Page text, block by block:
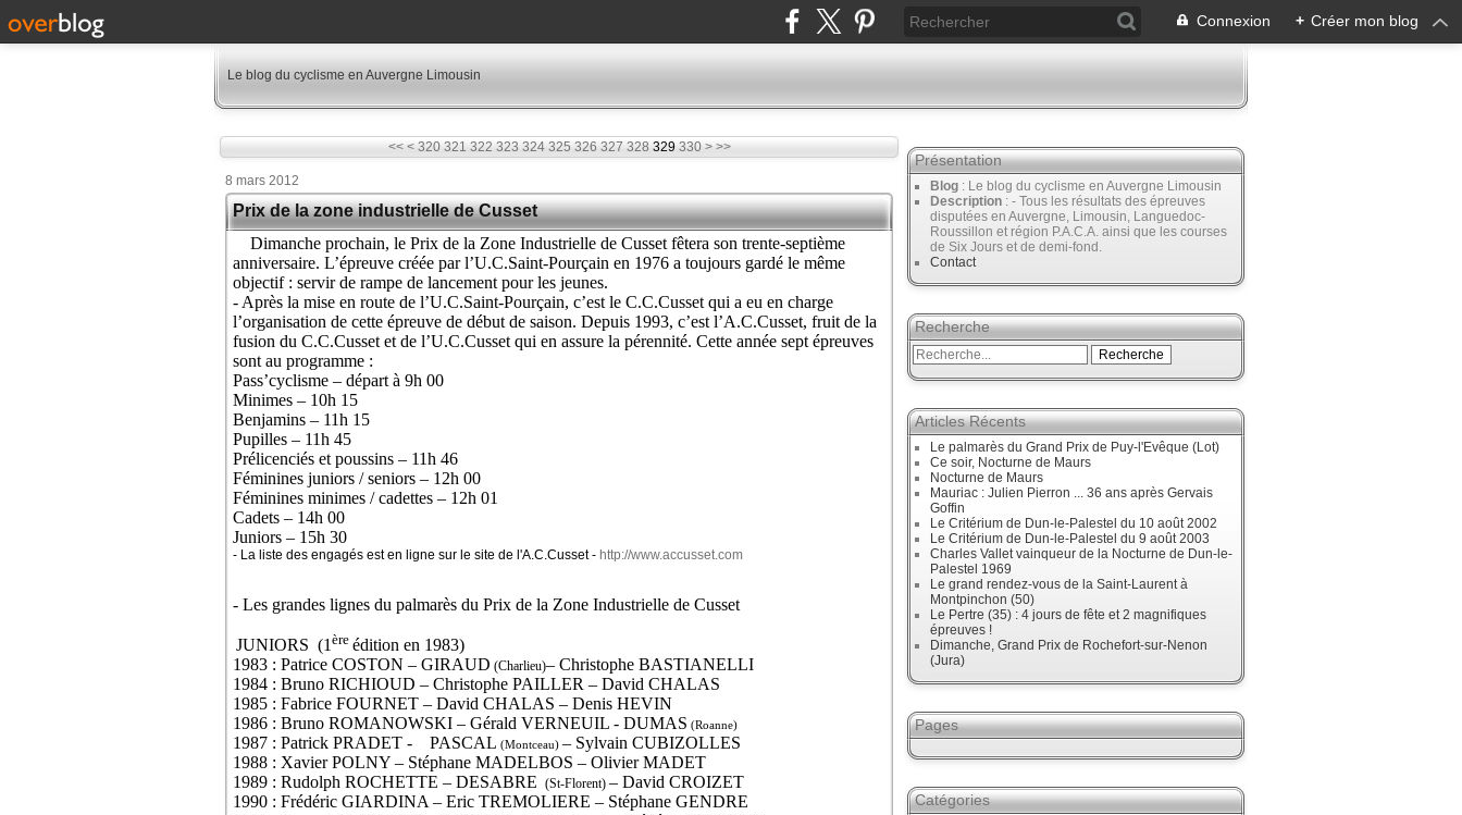
Connexion + Créer mon blog
Le blog du cyclisme en Auvergne Limousin
<< < 300
310
320 321 322 323 324 325 326 327 328 329 330 340
350
360
> >>
8 mars 2012
Prix de la zone industrielle de Cusset
Dimanche prochain, le Prix de la Zone Industrielle de Cusset fêtera son trente-septième
anniversaire. L’épreuve créée par l’U.C.Saint-Pourçain en 1976 a toujours gardé le même
objectif : servir de rampe de lancement pour les jeunes.
- Après la mise en route de l’U.C.Saint-Pourçain, c’est le C.C.Cusset qui a eu en charge
l’organisation de cette épreuve de début de saison. Depuis 1993, c’est l’A.C.Cusset, fruit de la
fusion du C.C.Cusset et de l’U.C.Cusset qui en assure la pérennité. Cette année sept épreuves
sont au programme :
Pass’cyclisme – départ à 9h 00
Minimes – 10h 15
Benjamins – 11h 15
Pupilles – 11h 45
Prélicenciés et poussins – 11h 46
Féminines juniors / seniors – 12h 00
Féminines minimes / cadettes – 12h 01
Cadets – 14h 00
Juniors – 15h 30
- La liste des engagés est en ligne sur le site de l'A.C.Cusset - http://www.accusset.com
- Les grandes lignes du palmarès du Prix de la Zone Industrielle de Cusset
JUNIORS (1 ère édition en 1983)
1983 : Patrice COSTON – GIRAUD (Charlieu)– Christophe BASTIANELLI
1984 : Bruno RICHIOUD – Christophe PAILLER – David CHALAS
1985 : Fabrice FOURNET – David CHALAS – Denis HEVIN
1986 : Bruno ROMANOWSKI – Gérald VERNEUIL - DUMAS (Roanne)
1987 : Patrick PRADET - PASCAL (Montceau) – Sylvain CUBIZOLLES
1988 : Xavier POLNY – Stéphane MADELBOS – Olivier MADET
1989 : Rudolph ROCHETTE – DESABRE (St-Florent) – David CROIZET
1990 : Frédéric GIARDINA – Eric TREMOLIERE – Stéphane GENDRE
Présentation
Blog : Le blog du cyclisme en Auvergne Limousin
Description : - Tous les résultats des épreuves
disputées en Auvergne, Limousin, Languedoc-
Roussillon et région P.A.C.A. ainsi que les courses
de Six Jours et de demi-fond.
Contact
Recherche
Articles Récents
Le palmarès du Grand Prix de Puy-l'Evêque (Lot)
Ce soir, Nocturne de Maurs
Nocturne de Maurs
Mauriac : Julien Pierron ... 36 ans après Gervais
Goffin
Le Critérium de Dun-le-Palestel du 10 août 2002
Le Critérium de Dun-le-Palestel du 9 août 2003
Charles Vallet vainqueur de la Nocturne de Dun-le-
Palestel 1969
Le grand rendez-vous de la Saint-Laurent à
Montpinchon (50)
Le Pertre (35) : 4 jours de fête et 2 magnifiques
épreuves !
Dimanche, Grand Prix de Rochefort-sur-Nenon
(Jura)
Pages
Catégories